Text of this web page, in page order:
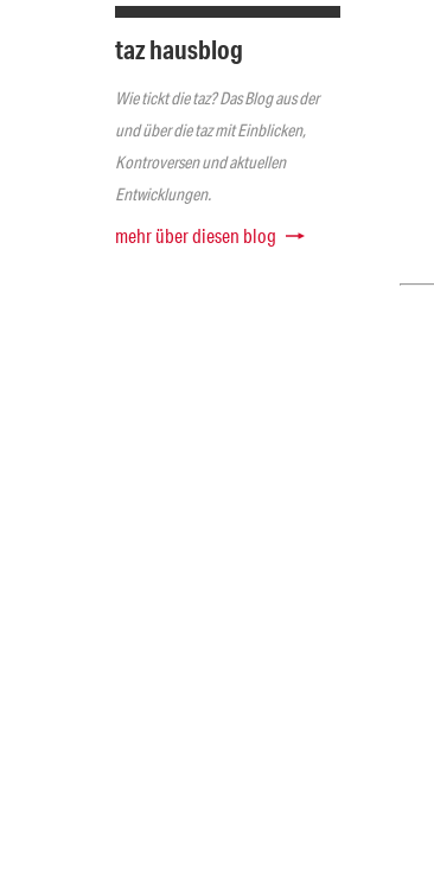
taz hausblog
Wie tickt die taz? Das Blog aus der
und über die taz mit Einblicken,
Kontroversen und aktuellen
Entwicklungen.
mehr über diesen blog